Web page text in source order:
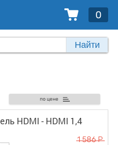
0
Найти
по цене
HDMI - HDMI 1,4
1 586 Р